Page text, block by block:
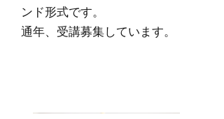
ンド形式です。
通年、受講募集しています。